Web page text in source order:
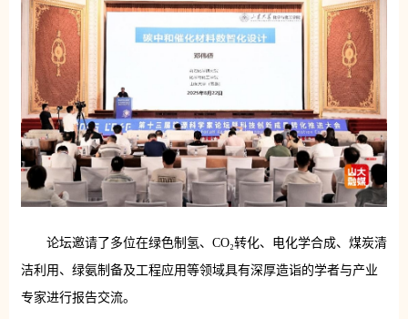
论坛邀请了多位在绿色制氢、CO₂转化、电化学合成、煤炭清
洁利用、绿氨制备及工程应用等领域具有深厚造诣的学者与产业
专家进行报告交流。